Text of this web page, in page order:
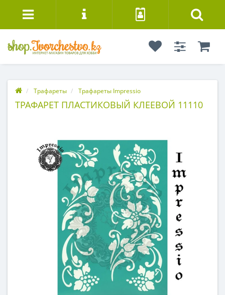
Трафареты Трафареты Impressio
ТРАФАРЕТ ПЛАСТИКОВЫЙ КЛЕЕВОЙ 11110